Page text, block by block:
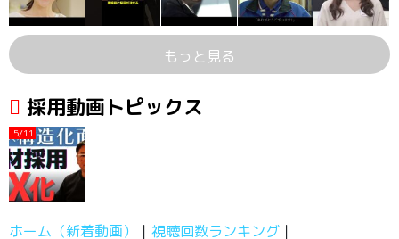
もっと見る
採用動画トピックス
5/11
ホーム（新着動画） 視聴回数ランキング